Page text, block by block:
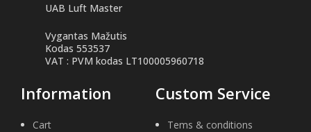
UAB Luft Master
Vygantas Mažutis
Kodas 553537
VAT : PVM kodas LT100005960718
Information
Cart
Custom Service
Tems & conditions